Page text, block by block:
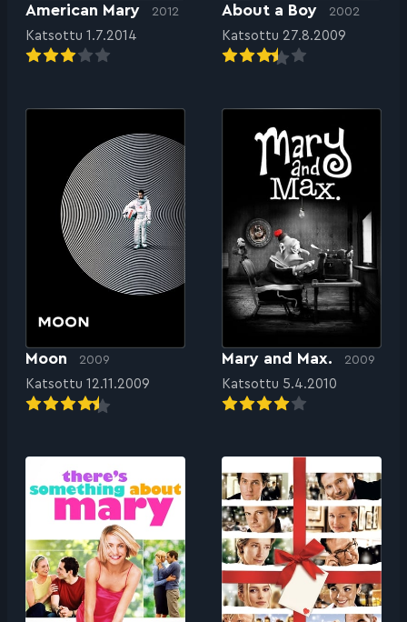
American Mary 2012
Katsottu 1.7.2014
About a Boy 2002
Katsottu 27.8.2009
Moon 2009
Katsottu 12.11.2009
Mary and Max. 2009
Katsottu 5.4.2010